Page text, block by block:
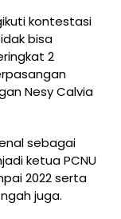
kontestasi
bisa
2
Nesy Calvia
sebagai
ketua PCNU
2022 serta
juga.